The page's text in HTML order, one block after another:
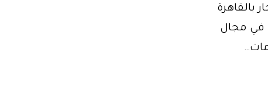
للايجار بالقاهرة
ليموزين مصر 01102106655 رائدة في مجال